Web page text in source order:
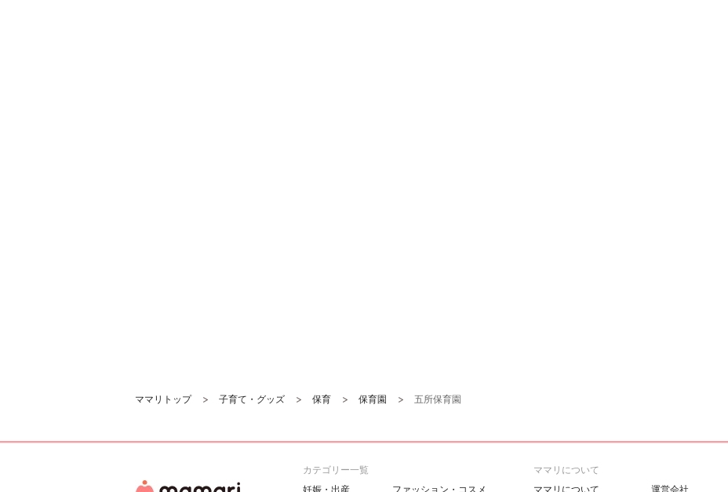
ママリトップ 子育て・グッズ 保育 保育園 五所保育園
カテゴリー一覧
妊娠・出産
ファッション・コスメ
ママリについて
ママリについて
運営会社